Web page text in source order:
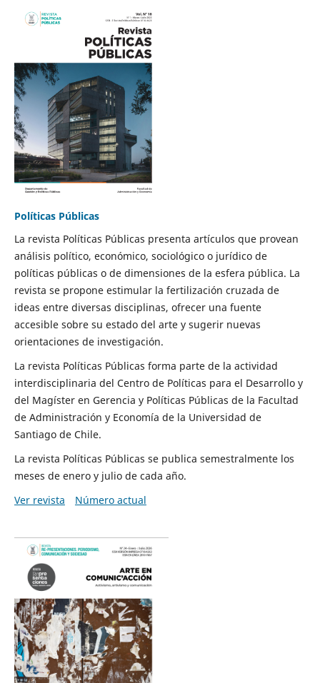
Políticas Públicas
La revista Políticas Públicas presenta artículos que provean
análisis político, económico, sociológico o jurídico de
políticas públicas o de dimensiones de la esfera pública. La
revista se propone estimular la fertilización cruzada de
ideas entre diversas disciplinas, ofrecer una fuente
accesible sobre su estado del arte y sugerir nuevas
orientaciones de investigación.
La revista Políticas Públicas forma parte de la actividad
interdisciplinaria del Centro de Políticas para el Desarrollo y
del Magíster en Gerencia y Políticas Públicas de la Facultad
de Administración y Economía de la Universidad de
Santiago de Chile.
La revista Políticas Públicas se publica semestralmente los
meses de enero y julio de cada año.
Ver revista
Número actual